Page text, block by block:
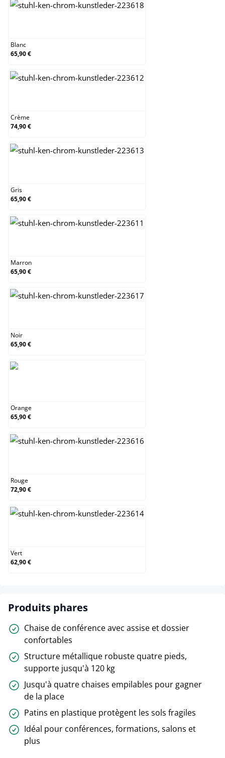
Blanc
65,90 €
Crème
74,90 €
Gris
65,90 €
Marron
65,90 €
Noir
65,90 €
Orange
65,90 €
Rouge
72,90 €
Vert
62,90 €
Produits phares
Chaise de conférence avec assise et dossier
confortables
Structure métallique robuste quatre pieds,
supporte jusqu'à 120 kg
Jusqu'à quatre chaises empilables pour gagner
de la place
Patins en plastique protègent les sols fragiles
Idéal pour conférences, formations, salons et
plus